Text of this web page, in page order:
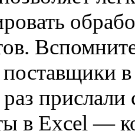
в
прислали
в Excel —